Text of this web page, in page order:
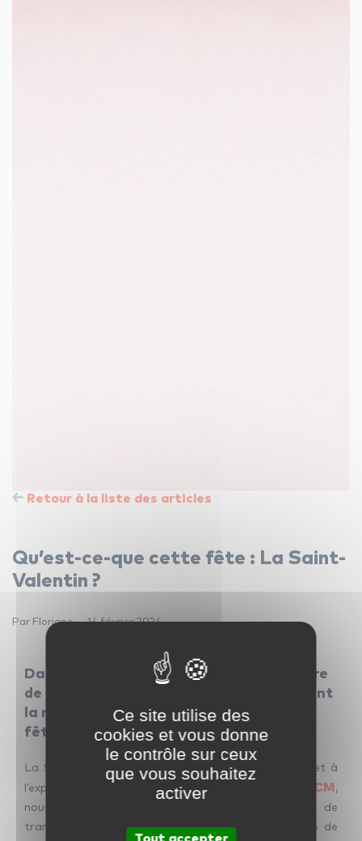
Retour à la liste des articles
Qu’est-ce-que cette fête : La Saint-
Valentin ?
Par Floriane — 14 février 2024
Dans cet article, plongeons dans l’histoire
de la Saint-Valentin et explorons comment
la musique chez ICM peut enrichir cette
fête spéciale.
La Saint-Valentin est une journée dédiée à l’amour et à
l’expression des sentiments les plus profonds. Chez
ICM,
nous croyons ainsi que la musique a le pouvoir de
transcender l’amour et de capturer l’essence même de
Ce site utilise des
cookies et vous donne
le contrôle sur ceux
que vous souhaitez
activer
Tout accepter